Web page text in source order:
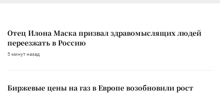
Отец Илона Маска призвал здравомыслящих людей
переезжать в Россию
5 минут назад
Биржевые цены на газ в Европе возобновили рост